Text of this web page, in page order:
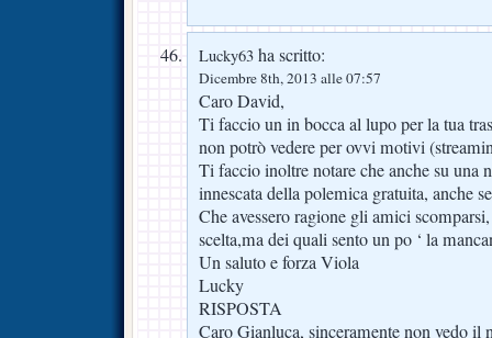
Lucky63 ha scritto:
Dicembre 8th, 2013 alle 07:57
Caro David,
Ti faccio un in bocca al lupo per la tua
non potrò vedere per ovvi motivi
Ti faccio inoltre notare che anche su una
innescata della polemica gratuita, anche
Che avessero ragione gli amici
scelta,ma dei quali sento un po ‘ la
Un saluto e forza Viola
Lucky
RISPOSTA
Caro Gianluca, sinceramente non vedo il